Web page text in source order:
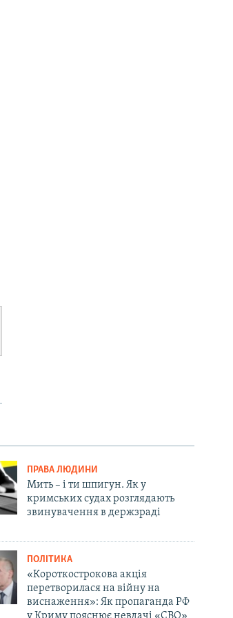
ПРАВА ЛЮДИНИ
Мить – і ти шпигун. Як у
кримських судах розглядають
звинувачення в держзраді
ПОЛІТИКА
«Короткострокова акція
перетворилася на війну на
виснаження»: Як пропаганда РФ